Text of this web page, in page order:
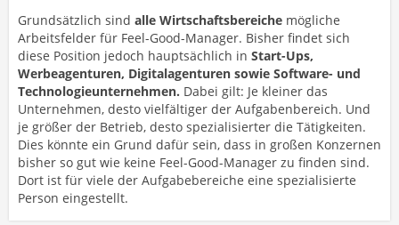
Grundsätzlich sind alle Wirtschaftsbereiche mögliche
Arbeitsfelder für Feel-Good-Manager. Bisher findet sich
diese Position jedoch hauptsächlich in Start-Ups,
Werbeagenturen, Digitalagenturen sowie Software- und
Technologieunternehmen. Dabei gilt: Je kleiner das
Unternehmen, desto vielfältiger der Aufgabenbereich. Und
je größer der Betrieb, desto spezialisierter die Tätigkeiten.
Dies könnte ein Grund dafür sein, dass in großen Konzernen
bisher so gut wie keine Feel-Good-Manager zu finden sind.
Dort ist für viele der Aufgabebereiche eine spezialisierte
Person eingestellt.